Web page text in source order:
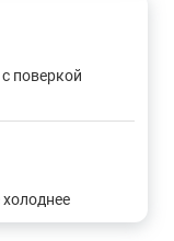
поверкой
холоднее